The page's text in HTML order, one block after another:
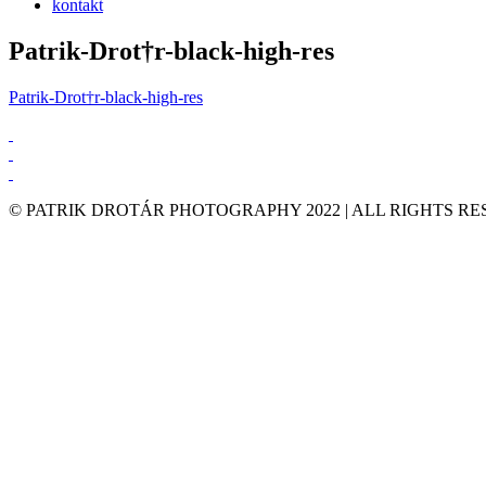
kontakt
Patrik-Drot†r-black-high-res
Patrik-Drot†r-black-high-res
© PATRIK DROTÁR PHOTOGRAPHY 2022 | ALL RIGHTS